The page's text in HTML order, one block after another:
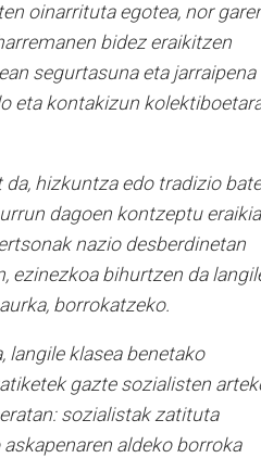
oinarrituta egotea, nor
bidez eraikitzen
segurtasuna eta jarraipena
eta kontakizun
hizkuntza edo tradizio
dagoen kontzeptu eraikia
nazio desberdinetan
ezinezkoa bihurtzen da
borrokatzeko.
langile klasea benetako
gazte sozialisten
sozialistak zatituta
aldeko borroka